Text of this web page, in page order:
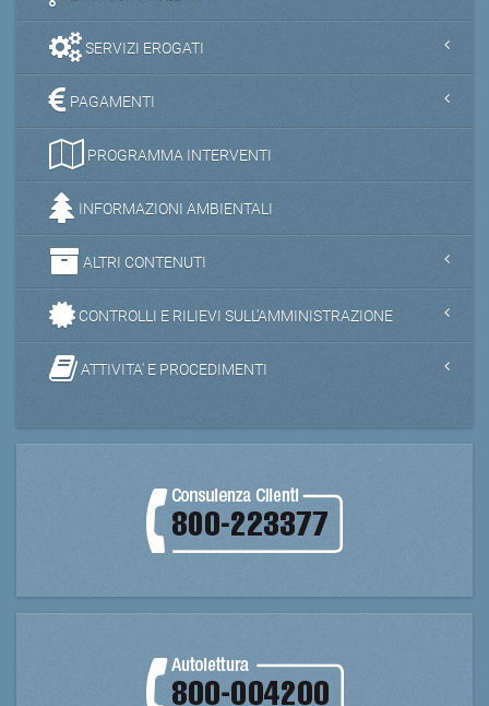
SERVIZI EROGATI
PAGAMENTI
PROGRAMMA INTERVENTI
INFORMAZIONI AMBIENTALI
ALTRI CONTENUTI
CONTROLLI E RILIEVI SULL'AMMINISTRAZIONE
ATTIVITA' E PROCEDIMENTI